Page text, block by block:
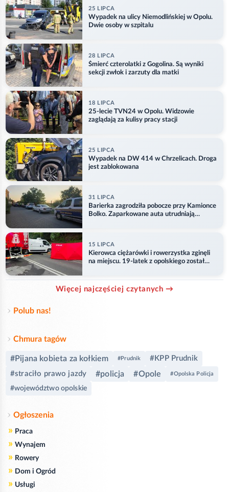
25 LIPCA
Wypadek na ulicy Niemodlińskiej w Opolu.
Dwie osoby w szpitalu
28 LIPCA
Śmierć czterolatki z Gogolina. Są wyniki
sekcji zwłok i zarzuty dla matki
18 LIPCA
25-lecie TVN24 w Opolu. Widzowie
zaglądają za kulisy pracy stacji
25 LIPCA
Wypadek na DW 414 w Chrzelicach. Droga
jest zablokowana
31 LIPCA
Barierka zagrodziła pobocze przy Kamionce
Bolko. Zaparkowane auta utrudniają
15 LIPCA
Kierowca ciężarówki i rowerzystka zginęli
na miejscu. 19-latek z opolskiego został
Więcej najczęściej czytanych →
Polub nas!
Chmura tagów
#Pijana kobieta za kołkiem #Prudnik
#KPP Prudnik
#straciło prawo jazdy
#policja #Opole #Opolska Policja
#województwo opolskie
Ogłoszenia
» Praca
» Wynajem
» Rowery
» Dom i Ogród
» Usługi